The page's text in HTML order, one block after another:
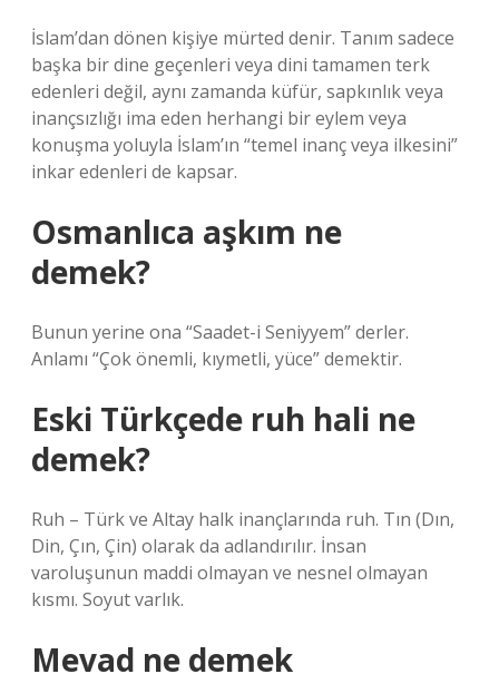
İslam’dan dönen kişiye mürted denir. Tanım sadece
başka bir dine geçenleri veya dini tamamen terk
edenleri değil, aynı zamanda küfür, sapkınlık veya
inançsızlığı ima eden herhangi bir eylem veya
konuşma yoluyla İslam’ın “temel inanç veya ilkesini”
inkar edenleri de kapsar.
Osmanlıca aşkım ne
demek?
Bunun yerine ona “Saadet-i Seniyyem” derler.
Anlamı “Çok önemli, kıymetli, yüce” demektir.
Eski Türkçede ruh hali ne
demek?
Ruh – Türk ve Altay halk inançlarında ruh. Tın (Dın,
Din, Çın, Çin) olarak da adlandırılır. İnsan
varoluşunun maddi olmayan ve nesnel olmayan
kısmı. Soyut varlık.
Mevad ne demek